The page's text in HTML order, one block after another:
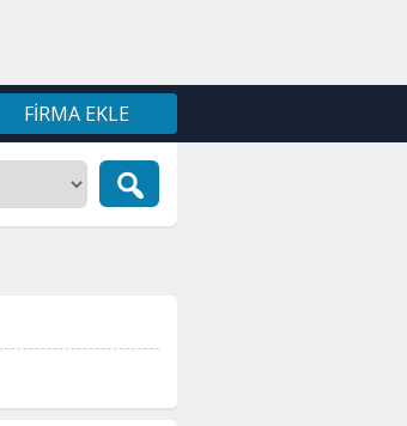
FIRMA EKLE